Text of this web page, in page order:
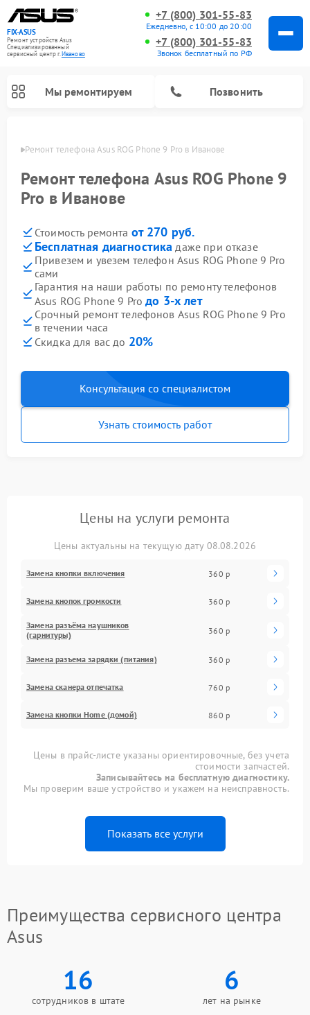
FIX-ASUS
Ремонт устройств Asus
Специализированный
cервисный центр г.Иваново
+7 (800) 301-55-83
Ежедневно, с 10:00 до 20:00
+7 (800) 301-55-83
Звонок бесплатный по РФ
Мы ремонтируем Позвонить
Ремонт телефона Asus ROG Phone 9 Pro в Иванове
Ремонт телефона Asus ROG Phone 9
Pro в Иванове
Стоимость ремонта от 270 руб.
Бесплатная диагностика даже при отказе
Привезем и увезем телефон Asus ROG Phone 9 Pro
сами
Гарантия на наши работы по ремонту телефонов
Asus ROG Phone 9 Proдо 3-х лет
Срочный ремонт телефонов Asus ROG Phone 9 Pro
в течении часа
Скидка для вас до 20%
Консультация со специалистом
Узнать стоимость работ
Цены на услуги ремонта
Цены актуальны на текущую дату 08.08.2026
Замена кнопки включения 360 р
Замена кнопок громкости 360 р
Замена разъёма наушников
(гарнитуры)
360 р
Замена разъема зарядки (питания) 360 р
Замена сканера отпечатка 760 р
Замена кнопки Home (домой) 860 р
Цены в прайс-листе указаны ориентировочные, без учета
стоимости запчастей.
Записывайтесь на бесплатную диагностику.
Мы проверим ваше устройство и укажем на неисправность.
Показать все услуги
Преимущества сервисного центра
Asus
16
сотрудников в штате
6
лет на рынке